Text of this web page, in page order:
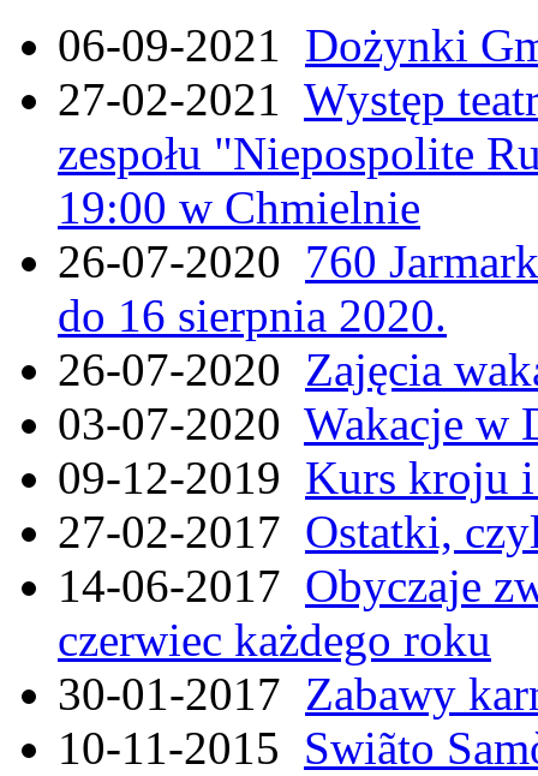
06-09-2021 Dożynki
27-02-2021 Występ
zespołu "Niepospolite
19:00 w Chmielnie
26-07-2020 760
do 16 sierpnia 2020.
26-07-2020 Zajęcia
03-07-2020 Wakacje w
09-12-2019 Kurs kroju i
27-02-2017 Ostatki,
14-06-2017 Obyczaje
czerwiec każdego roku
30-01-2017 Zabawy
10-11-2015 Swiãto